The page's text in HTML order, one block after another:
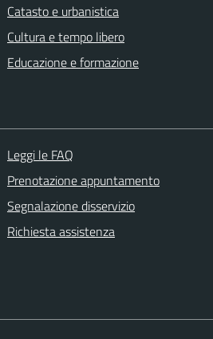
Catasto e urbanistica
Cultura e tempo libero
Educazione e formazione
Leggi le FAQ
Prenotazione appuntamento
Segnalazione disservizio
Richiesta assistenza